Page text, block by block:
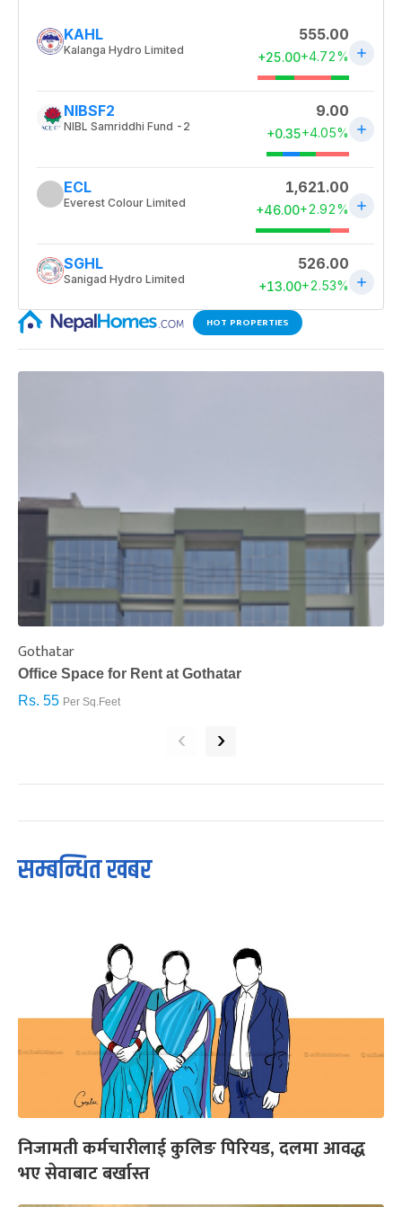
HOT PROPERTIES
Gothatar
Office Space for Rent at Gothatar
Rs. 55 Per Sq.Feet
‹ ›
सम्बन्धित खबर
निजामती कर्मचारीलाई कुलिङ पिरियड, दलमा आवद्ध
भए सेवाबाट बर्खास्त